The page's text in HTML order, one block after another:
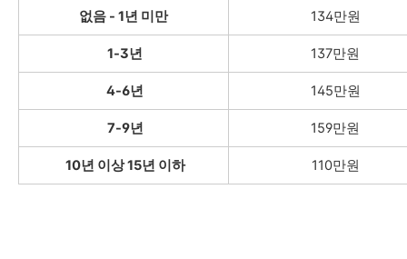
없음 - 1년 미만 134만원
1-3년 137만원
4-6년 145만원
7-9년 159만원
10년 이상 15년 이하 110만원